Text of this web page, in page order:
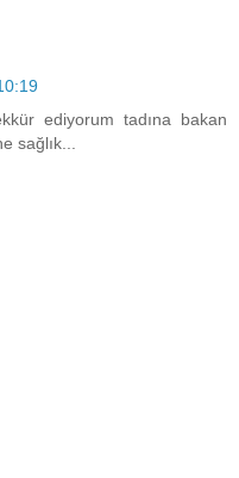
ediyorum tadına bakan
sağlık...